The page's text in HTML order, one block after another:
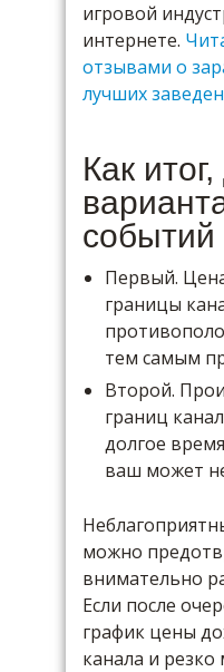
игровой
интернете.
отзывами о
лучших
Как
событий
Первый.
границы
тем самым
Второй.
границ
долгое
ваш может
можно
внимательно
Если после
график цены
канала и